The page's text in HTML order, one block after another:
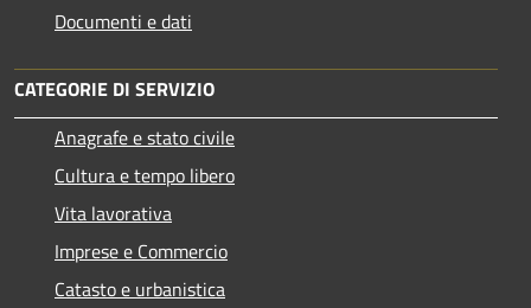
Documenti e dati
CATEGORIE DI SERVIZIO
Anagrafe e stato civile
Cultura e tempo libero
Vita lavorativa
Imprese e Commercio
Catasto e urbanistica